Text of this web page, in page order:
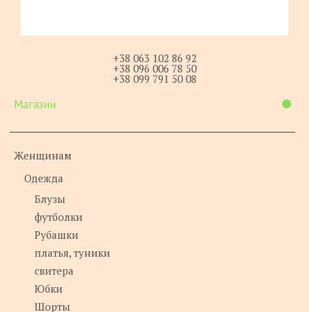
+38 063 102 86 92
+38 096 006 78 50
+38 099 791 50 08
Магазин
Женщинам
Одежда
Блузы
футболки
Рубашки
платья, туники
свитера
Юбки
Шорты